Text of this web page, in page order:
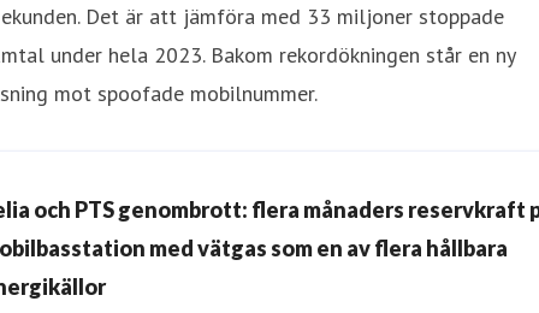
Det är att jämföra med 33 miljoner stoppade
under hela 2023. Bakom rekordökningen står en ny
mot spoofade mobilnummer.
och PTS genombrott: flera månaders reservkraft
med vätgas som en av flera hållbara